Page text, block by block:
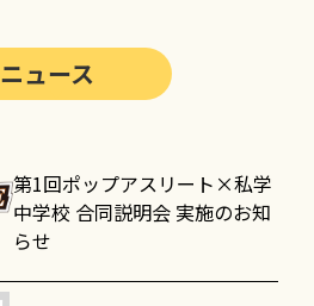
ニュース
第1回ポップアスリート×私学
中学校 合同説明会 実施のお知
らせ